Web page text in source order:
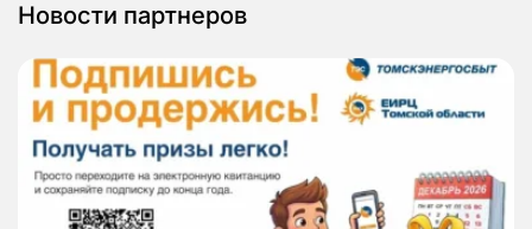
Новости партнеров